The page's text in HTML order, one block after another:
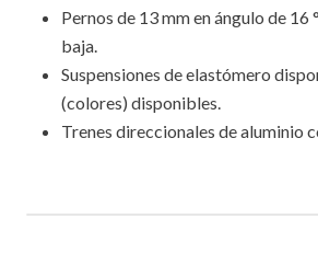
Pernos de 13 mm en ángulo de
baja.
Suspensiones de elastómero
(colores) disponibles.
Trenes direccionales de aluminio